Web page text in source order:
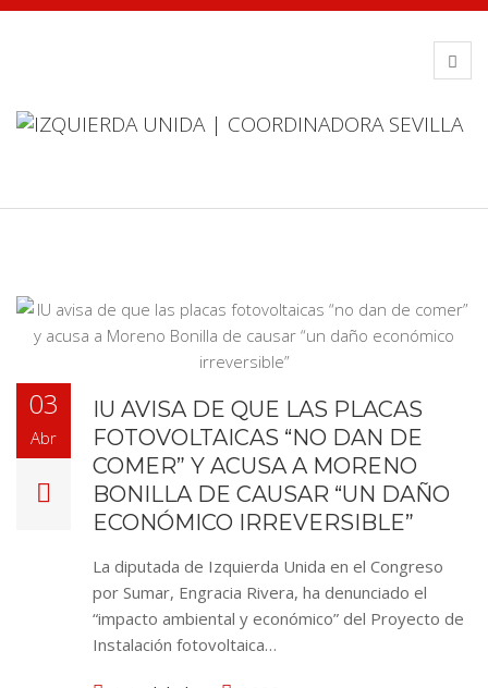
03
Abr
IU AVISA DE QUE LAS PLACAS
FOTOVOLTAICAS “NO DAN DE
COMER” Y ACUSA A MORENO
BONILLA DE CAUSAR “UN DAÑO
ECONÓMICO IRREVERSIBLE”
La diputada de Izquierda Unida en el Congreso
por Sumar, Engracia Rivera, ha denunciado el
“impacto ambiental y económico” del Proyecto de
Instalación fotovoltaica…